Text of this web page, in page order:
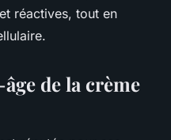
réactives, tout en
de la crème